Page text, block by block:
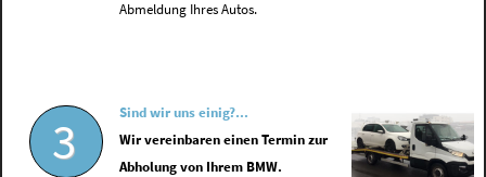
Abmeldung Ihres Autos.
3
Sind wir uns einig?...
Wir vereinbaren einen Termin zur
Abholung von Ihrem BMW.